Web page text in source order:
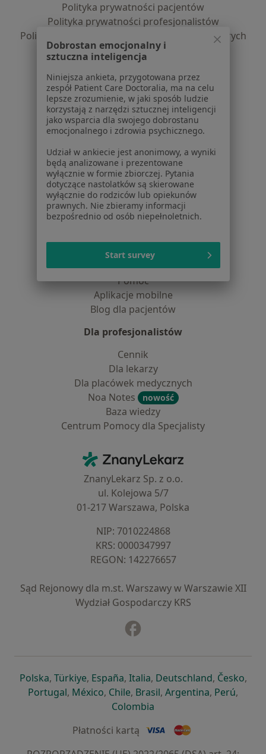
Polityka prywatności pacjentów
Polityka prywatności profesjonalistów
Polityka prywatności dla profesjonalistów, których
dane pozyskaliśmy samodzielnie
Polityka cookies
Jak działają wyniki wyszukiwania
Dostępność
O nas
Praca Rekrutujemy!
Partnerzy
Centrum prasowe
Kontakt
Dla pacjentów
Lekarze
Placówki medyczne
Usługi i zabiegi
Choroby
Pomoc
Aplikacje mobilne
Blog dla pacjentów
Dla profesjonalistów
Cennik
Dla lekarzy
Dla placówek medycznych
Noa Notes
nowość
Baza wiedzy
Centrum Pomocy dla Specjalisty
ZnanyLekarz - Strona główna
ZnanyLekarz Sp. z o.o.
ul. Kolejowa 5/7
01-217 Warszawa, Polska
NIP: ⁠7010224868
KRS: ⁠0000347997
REGON: ⁠142276657
Sąd Rejonowy dla m.st. Warszawy w Warszawie XII
Wydział Gospodarczy KRS
Polskaotwiera się w nowej karcie
, Türkiyeotwiera się w nowej karcie
, Españaotwiera się w nowej karcie
, Italiaotwiera się w nowej
, Deutschlandotwiera się
, Česko,
Portugalotwiera się w nowej karcie
, Méxicootwiera się w nowej karcie
, Chileotwiera się w nowej karcie
, Brasilotwiera się w nowej
, Argentinaotwiera się
, Perú,
Colombia
Płatności kartą
Dobrostan emocjonalny i
sztuczna inteligencja
Niniejsza ankieta, przygotowana przez
zespół Patient Care Doctoralia, ma na celu
lepsze zrozumienie, w jaki sposób ludzie
korzystają z narzędzi sztucznej inteligencji
jako wsparcia dla swojego dobrostanu
emocjonalnego i zdrowia psychicznego.
Udział w ankiecie jest anonimowy, a wyniki
będą analizowane i prezentowane
wyłącznie w formie zbiorczej. Pytania
dotyczące nastolatków są skierowane
wyłącznie do rodziców lub opiekunów
prawnych. Nie zbieramy informacji
bezpośrednio od osób niepełnoletnich.
Start survey